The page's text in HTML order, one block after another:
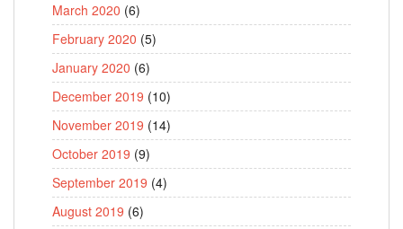
March 2020 (6)
February 2020 (5)
January 2020 (6)
December 2019 (10)
November 2019 (14)
October 2019 (9)
September 2019 (4)
August 2019 (6)